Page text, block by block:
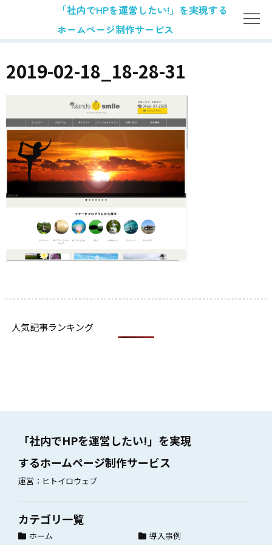
「社内でHPを運営したい!」を実現する
ホームページ制作サービス
2019-02-18_18-28-31
人気記事ランキング
「社内でHPを運営したい!」を実現
するホームページ制作サービス
運営：ヒトイロウェブ
カテゴリ一覧
ホーム
導入事例